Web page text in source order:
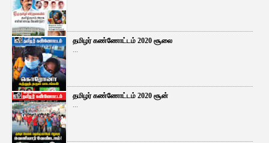
தமிழர் கண்ணோட்டம் 2020 சூலை
...
தமிழர் கண்ணோட்டம் 2020 சூன்
...